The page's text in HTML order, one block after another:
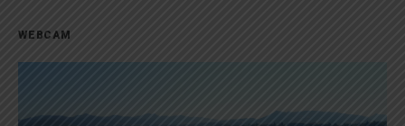
WEBCAM